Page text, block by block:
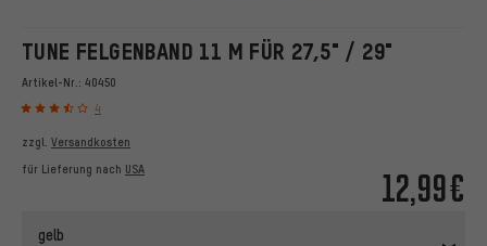
TUNE FELGENBAND 11 M FÜR 27,5" / 29"
Artikel-Nr.: 40450
4
12,99€
zzgl. Versandkosten
für Lieferung nach USA
gelb